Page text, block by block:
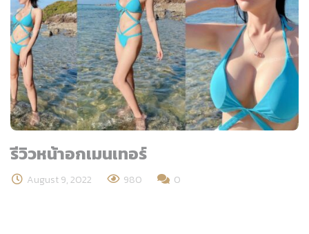
รีวิวหน้าอกเมนเทอร์
August 9, 2022 980 0